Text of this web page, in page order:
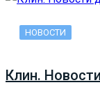
НОВОСТИ
Клин.